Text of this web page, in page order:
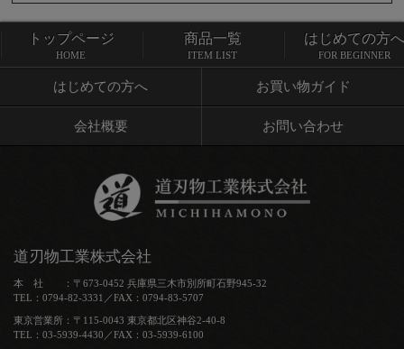
トップページ 商品一覧
はじめての方へ お買い物ガイド
会社概要 お問い合わせ
トップページ
HOME
商品一覧
ITEM LIST
はじめての方へ
FOR BEGINNER
道刃物工業株式会社
本 社 ：〒673-0452 兵庫県三木市別所町石野945-32
TEL：0794-82-3331／FAX：0794-83-5707
東京営業所：〒115-0043 東京都北区神谷2-40-8
TEL：03-5939-4430／FAX：03-5939-6100